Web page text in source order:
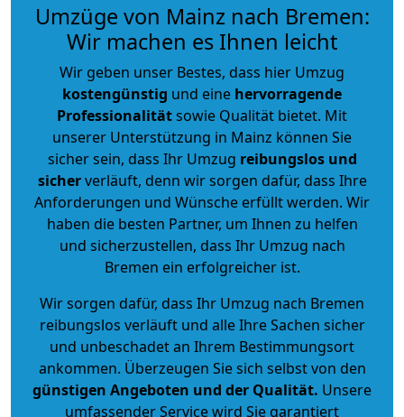
Umzüge von Mainz nach Bremen:
Wir machen es Ihnen leicht
Wir geben unser Bestes, dass hier Umzug
kostengünstig und eine hervorragende
Professionalitätsowie Qualität bietet. Mit
unserer Unterstützung in Mainz können Sie
sicher sein, dass Ihr Umzug reibungslos und
sicherverläuft, denn wir sorgen dafür, dass Ihre
Anforderungen und Wünsche erfüllt werden. Wir
haben die besten Partner, um Ihnen zu helfen
und sicherzustellen, dass Ihr Umzug nach
Bremen ein erfolgreicher ist.
Wir sorgen dafür, dass Ihr Umzug nach Bremen
reibungslos verläuft und alle Ihre Sachen sicher
und unbeschadet an Ihrem Bestimmungsort
ankommen. Überzeugen Sie sich selbst von den
günstigen Angeboten und der Qualität. Unsere
umfassender Service wird Sie garantiert